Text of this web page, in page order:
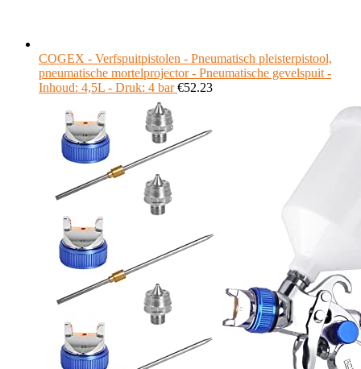
COGEX - Verfspuitpistolen - Pneumatisch pleisterpistool,
pneumatische mortelprojector - Pneumatische gevelspuit -
Inhoud: 4,5L - Druk: 4 bar €52.23